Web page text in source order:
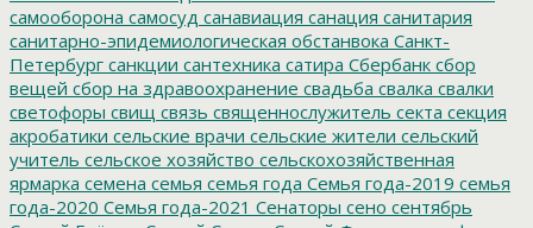
самооборона самосуд санавиация санация санитария
санитарно-эпидемиологическая обстанвока Санкт-
Петербург санкции сантехника сатира Сбербанк сбор
вещей сбор на здравоохранение свадьба свалка свалки
светофоры свищ связь священнослужитель секта секция
акробатики сельские врачи сельские жители сельский
учитель сельское хозяйство сельскохозяйственная
ярмарка семена семья семья года Семья года-2019 семья
года-2020 Семья года-2021 Сенаторы сено сентябрь